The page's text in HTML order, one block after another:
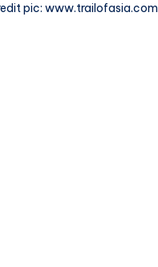
pic: www.trailofasia.com